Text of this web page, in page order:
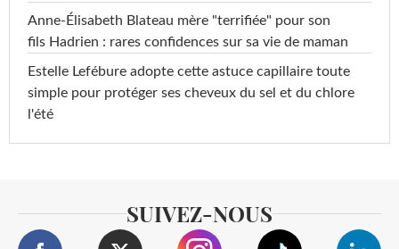
Anne-Élisabeth Blateau mère "terrifiée" pour son
fils Hadrien : rares confidences sur sa vie de maman
Estelle Lefébure adopte cette astuce capillaire toute
simple pour protéger ses cheveux du sel et du chlore
l'été
SUIVEZ-NOUS